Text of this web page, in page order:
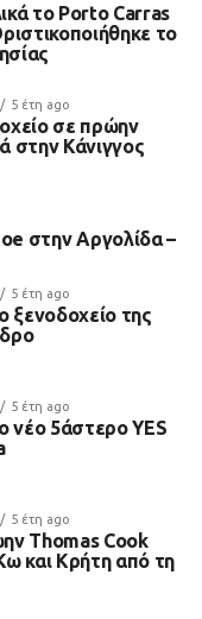
το Porto Carras
το
5 έτη ago
σε πρώην
στην Κάνιγγος
στην Αργολίδα –
5 έτη ago
ξενοδοχείο της
5 έτη ago
5άστερο YES
5 έτη ago
Thomas Cook
και Κρήτη από τη